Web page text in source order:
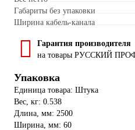
Габариты без упаковки
Ширина кабель-канала
Гарантия производителя
на товары РУССКИЙ
Упаковка
Единица товара: Штука
Вес, кг: 0.538
Длина, мм: 2500
Ширина, мм: 60